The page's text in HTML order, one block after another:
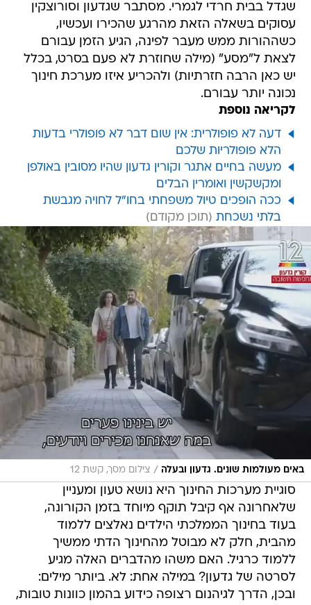
שגדל בבית חרדי לגמרי. מסתבר שגדעון וסורוצקין
עסוקים בשאלה הזאת מהרגע שהכירו ועכשיו,
כשההורות ממש מעבר לפינה, הגיע הזמן עבורם
לצאת ל"מסע" (מילה שחוזרת לא פעם בסרט, בכלל
יש כאן הרבה חזרתיות) ולהכריע איזו מערכת חינוך
נכונה יותר עבורם.
לקריאה נוספת
דעה לא פופולרית: אין שום דבר לא פופולרי בדעות
הלא פופולריות שלכם
מעשה בחיים אתגר וקורין גדעון שהיו מסובין באולפן
ומקשקשין ואומרין הבלים
ככה הופכים טיול משפחתי בחו"ל לחויה מגבשת
בלתי נשכחת
באים מעולמות שונים. גדעון ובעלה / צילום מסך, קשת 12
סוגיית מערכות החינוך היא נושא טעון ומעניין
שלאחרונה אף קיבל תוקף מיוחד בזמן הקורונה,
בעוד בחינוך הממלכתי הילדים נאלצים ללמוד
מהבית, חלק לא מבוטל מהחינוך הדתי ממשיך
ללמוד כרגיל. האם משהו מהדברים האלה מגיע
לסרטה של גדעון? במילה אחת: לא. ביותר מילים:
ובכן, הדרך לגיהנום רצופה כידוע בהמון כוונות טובות,